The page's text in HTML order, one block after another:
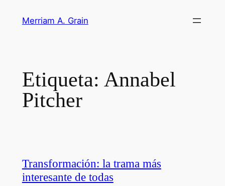
Merriam A. Grain
Etiqueta: Annabel
Pitcher
Transformación: la trama más
interesante de todas